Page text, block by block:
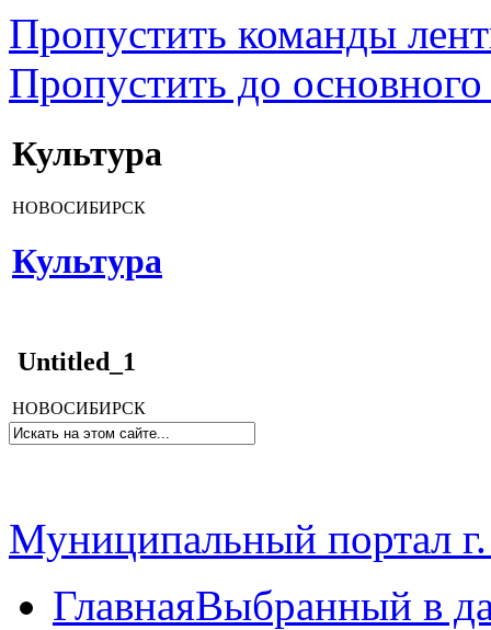
Пропустить команды
Пропустить до основного
Культура
НОВОСИБИРСК
Культура
Untitled_1
НОВОСИБИРСК
Муниципальный портал
ГлавнаяВыбранный в